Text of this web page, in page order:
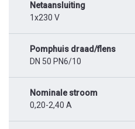
Netaansluiting
1x230 V
Pomphuis draad/flens
DN 50 PN6/10
Nominale stroom
0,20-2,40 A